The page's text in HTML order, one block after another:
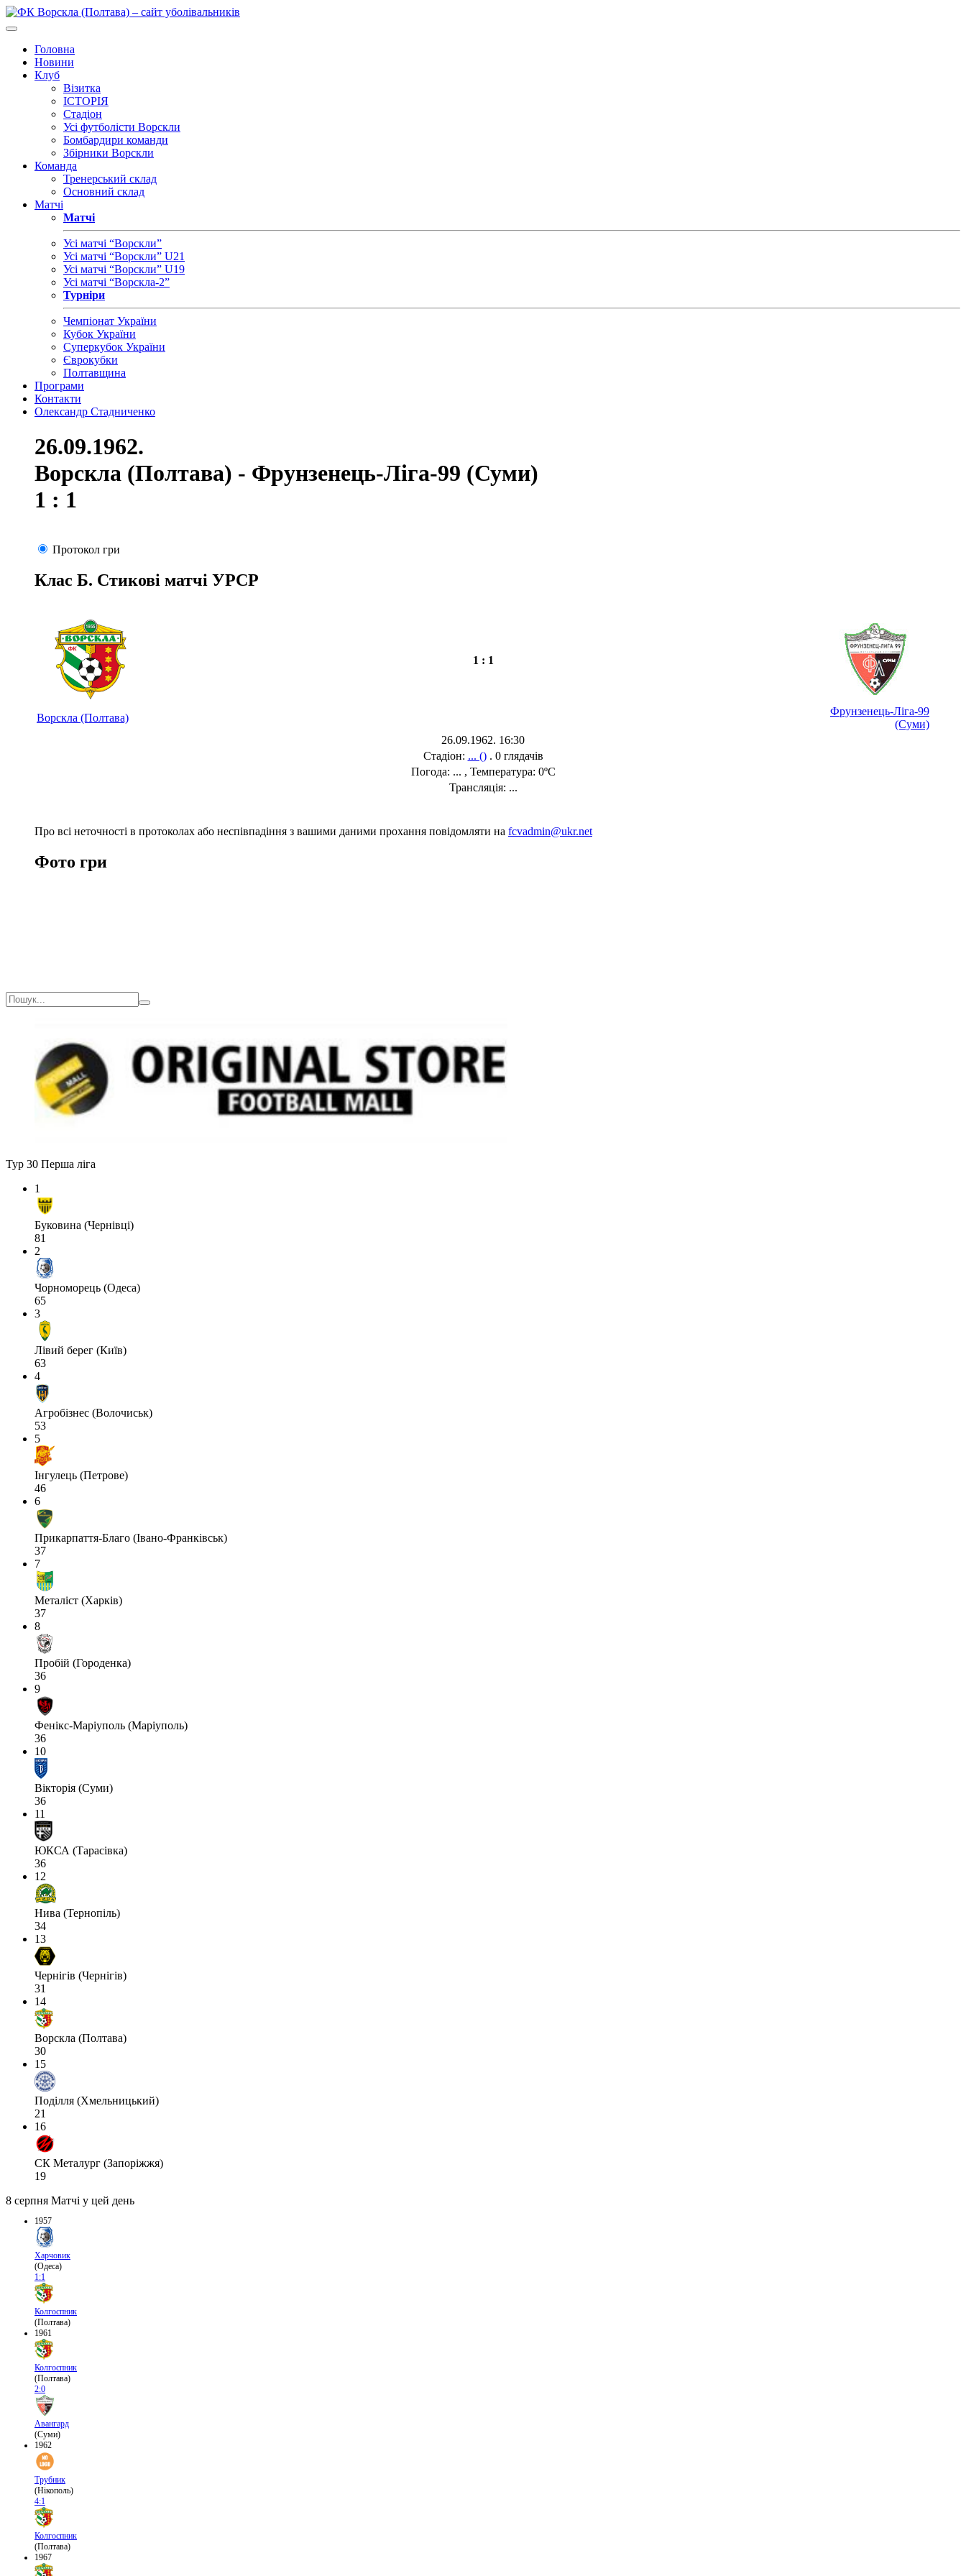
Головна
Новини
Клуб
Візитка
ІСТОРІЯ
Стадіон
Усі футболісти Ворскли
Бомбардири команди
Збірники Ворскли
Команда
Тренерський склад
Основний склад
Матчі
Матчі
Усі матчі “Ворскли”
Усі матчі “Ворскли” U21
Усі матчі “Ворскли” U19
Усі матчі “Ворскла-2”
Турніри
Чемпіонат України
Кубок України
Суперкубок України
Єврокубки
Полтавщина
Програми
Контакти
Олександр Стадниченко
26.09.1962.
Ворскла (Полтава) - Фрунзенець-Ліга-99 (Суми)
1 : 1
Протокол гри
Клас Б. Стикові матчі УРСР
1 : 1
Ворскла (Полтава)
Фрунзенець-Ліга-99
(Суми)
26.09.1962. 16:30
Стадіон: ... (). 0 глядачів
Погода: ... , Температура: 0ºC
Трансляція: ...
Про всі неточності в протоколах або неспівпадіння з вашими даними прохання повідомляти на fcvadmin@ukr.net
Фото гри
Тур 30 Перша ліга
1
Буковина (Чернівці)
81
2
Чорноморець (Одеса)
65
3
Лівий берег (Київ)
63
4
Агробізнес (Волочиськ)
53
5
Інгулець (Петрове)
46
6
Прикарпаття-Благо (Івано-Франківськ)
37
7
Металіст (Харків)
37
8
Пробій (Городенка)
36
9
Фенікс-Маріуполь (Маріуполь)
36
10
Вікторія (Суми)
36
11
ЮКСА (Тарасівка)
36
12
Нива (Тернопіль)
34
13
Чернігів (Чернігів)
31
14
Ворскла (Полтава)
30
15
Поділля (Хмельницький)
21
16
СК Металург (Запоріжжя)
19
8 серпня Матчі у цей день
1957
Харчовик
(Одеса)
1:1
Колгоспник
(Полтава)
1961
Колгоспник
(Полтава)
2:0
Авангард
(Суми)
1962
Трубник
(Нікополь)
4:1
Колгоспник
(Полтава)
1967